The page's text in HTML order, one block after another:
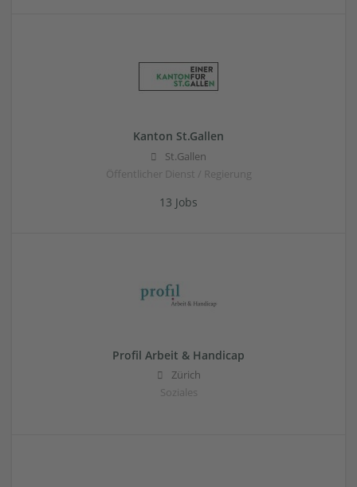
Kanton St.Gallen
St.Gallen
Öffentlicher Dienst / Regierung
13 Jobs
Profil Arbeit & Handicap
Zürich
Soziales